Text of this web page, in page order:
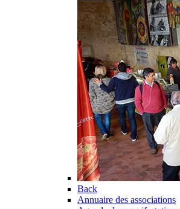
Back
Annuaire des associations